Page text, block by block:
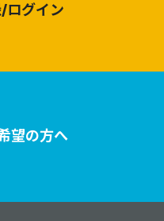
ログイン
望の方へ